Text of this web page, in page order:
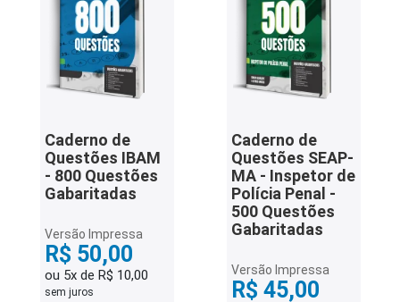
Caderno de
Questões IBAM
- 800 Questões
Gabaritadas
Versão Impressa
R$ 50,00
ou 5x de R$ 10,00
sem juros
Caderno de
Questões SEAP-
MA - Inspetor de
Polícia Penal -
500 Questões
Gabaritadas
Versão Impressa
R$ 45,00